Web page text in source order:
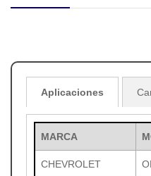
Aplicaciones
MARCA
CHEVROLET